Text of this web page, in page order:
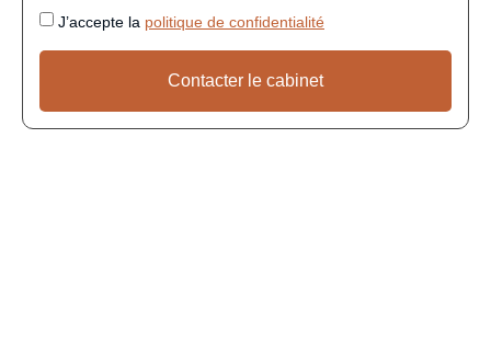
J’accepte la politique de confidentialité
Contacter le cabinet